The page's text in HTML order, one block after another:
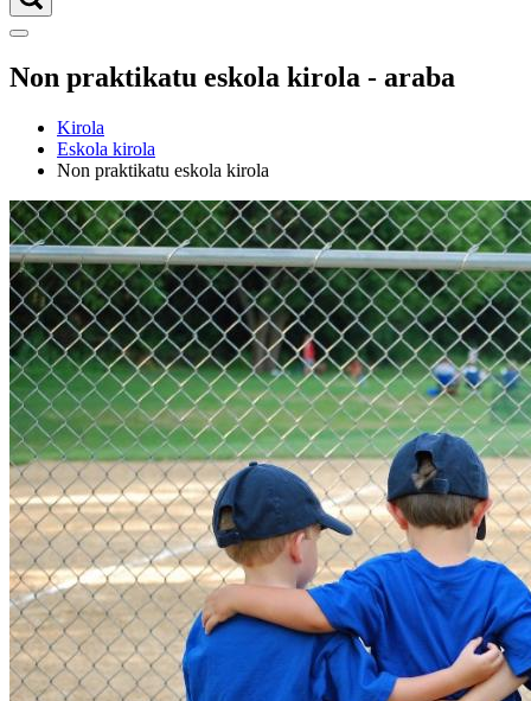
Non praktikatu eskola kirola - araba
Kirola
Eskola kirola
Non praktikatu eskola kirola